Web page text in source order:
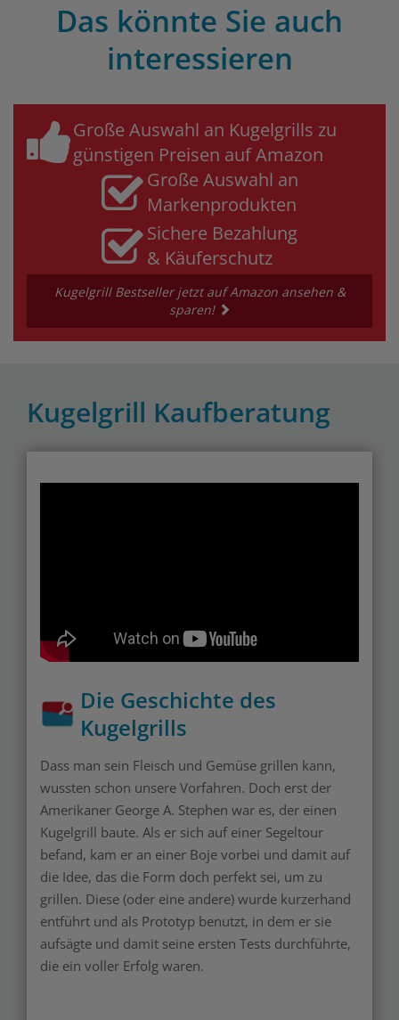
Das könnte Sie auch
interessieren
Große Auswahl an Kugelgrills zu
günstigen Preisen auf Amazon
Große Auswahl an
Markenprodukten
Sichere Bezahlung
& Käuferschutz
Kugelgrill Bestseller jetzt auf Amazon ansehen &
sparen!
Kugelgrill Kaufberatung
Die Geschichte des
Kugelgrills
Dass man sein Fleisch und Gemüse grillen kann,
wussten schon unsere Vorfahren. Doch erst der
Amerikaner George A. Stephen war es, der einen
Kugelgrill baute. Als er sich auf einer Segeltour
befand, kam er an einer Boje vorbei und damit auf
die Idee, das die Form doch perfekt sei, um zu
grillen. Diese (oder eine andere) wurde kurzerhand
entführt und als Prototyp benutzt, in dem er sie
aufsägte und damit seine ersten Tests durchführte,
die ein voller Erfolg waren.